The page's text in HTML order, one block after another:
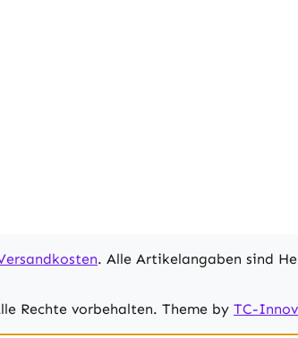
. Alle Artikelangaben sind
Rechte vorbehalten. Theme by TC-